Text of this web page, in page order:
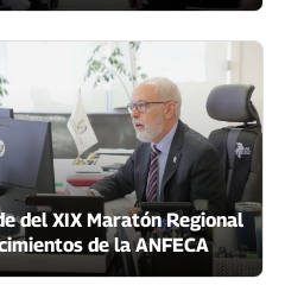
del XIX Maratón Regional
de la ANFECA